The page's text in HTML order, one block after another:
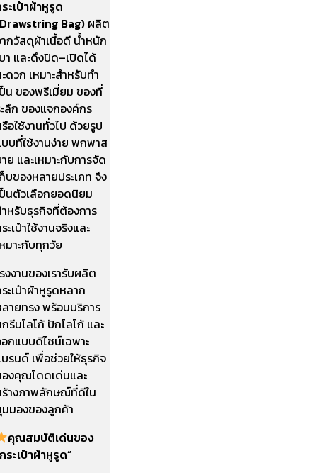
ะเป๋าผ้าหูรูด
Bag) ผลิต
กวัสดุผ้าเนื้อดี น้ำหนัก
า และดึงปิด–เปิดได้
ดวก เหมาะสำหรับทำ
น ของพรีเมี่ยม ของที่
ลึก ของแจกองค์กร
อใช้งานทั่วไป ด้วยรูป
บที่ใช้งานง่าย พกพาส
ย และเหมาะกับการจัด
บของหลายประเภท จึง
นตัวเลือกยอดนิยม
หรับธุรกิจที่ต้องการ
ะเป๋าใช้งานจริงและ
มาะกับทุกวัย
งงานของเรารับผลิต
ะเป๋าผ้าหูรูดหลาก
ายทรง พร้อมบริการ
รีนโลโก้ ปักโลโก้ และ
กแบบดีไซน์เฉพาะ
รนด์ เพื่อช่วยให้ธุรกิจ
งคุณโดดเด่นและ
างภาพลักษณ์ที่ดีใน
มองของลูกค้า
คุณสมบัติเด่นของ
ระเป๋าผ้าหูรูด”